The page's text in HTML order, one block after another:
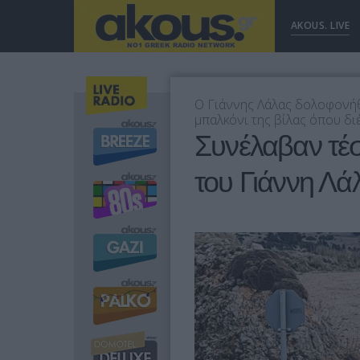
AKOUS. LIVE
Ο Γιάννης Λάλας
μπαλκόνι της βίλας όπου
Συνέλαβαν
του Γιάννη